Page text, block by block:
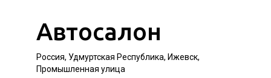
Автосалон
Россия, Удмуртская Республика, Ижевск,
Промышленная улица